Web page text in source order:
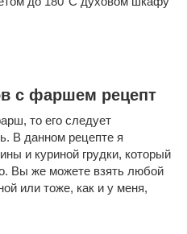
с фаршем рецепт
то его следует
В данном рецепте я
и куриной грудки, который
Вы же можете взять любой
или тоже, как и у меня,